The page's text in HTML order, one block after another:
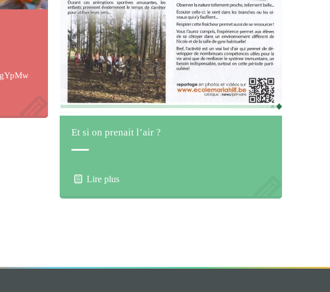
Et si on prenait l’air ?
Lire plus